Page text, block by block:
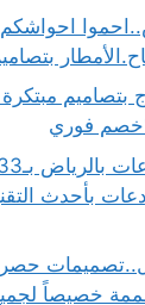
خصيصاً لجميع